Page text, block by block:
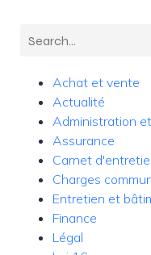
Achat et vente
Actualité
Administration
Assurance
Carnet
Charges
Entretien et
Finance
Légal